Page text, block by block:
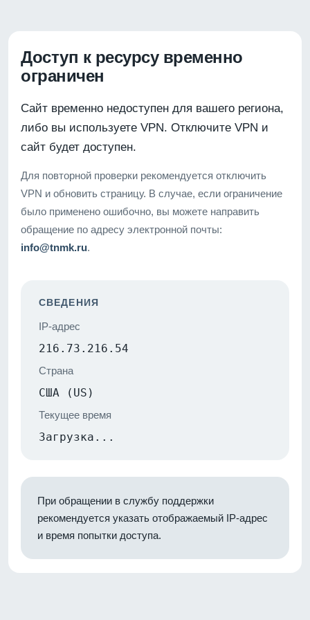
Доступ к ресурсу временно
ограничен
Сайт временно недоступен для вашего региона,
либо вы используете VPN. Отключите VPN и
сайт будет доступен.
Для повторной проверки рекомендуется отключить
VPN и обновить страницу. В случае, если ограничение
было применено ошибочно, вы можете направить
обращение по адресу электронной почты:
info@tnmk.ru.
СВЕДЕНИЯ
IP-адрес
216.73.216.54
Страна
США (US)
Текущее время
Загрузка...
При обращении в службу поддержки
рекомендуется указать отображаемый IP-адрес
и время попытки доступа.